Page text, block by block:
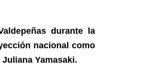
durante la
nacional como
Yamasaki.